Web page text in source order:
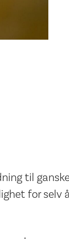
til
for selv